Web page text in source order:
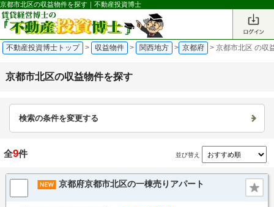
京都市北区の収益物件を探す｜不動産投資博士
不動産投資博士トップ > 収益物件 > 関西地方 > 京都府 > 京都市北区 の収
京都市北区の収益物件を探す
検索の条件を変更する
全9件 並び替え
京都府京都市北区の一棟売りアパート